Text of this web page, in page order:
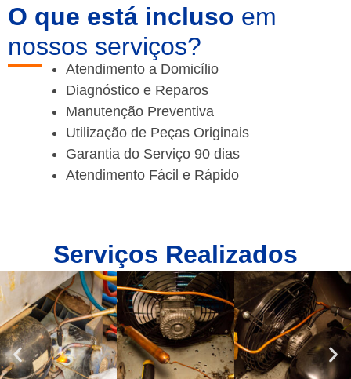
O que está incluso em
nossos serviços?
Atendimento a Domicílio
Diagnóstico e Reparos
Manutenção Preventiva
Utilização de Peças Originais
Garantia do Serviço 90 dias
Atendimento Fácil e Rápido
Serviços Realizados